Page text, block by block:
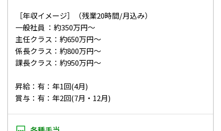
［年収イメージ］（残業20時間/月込み）
一般社員 ：約350万円～
主任クラス：約650万円～
係長クラス：約800万円～
課長クラス：約950万円～
昇給：有：年1回(4月)
賞与：有：年2回(7月・12月)